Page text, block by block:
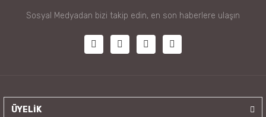
Sosyal Medyadan bizi takip edin, en son haberlere ulaşın
ÜYELİK